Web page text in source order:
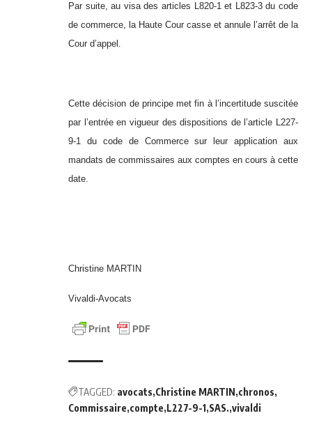
Par suite, au visa des articles L820-1 et L823-3 du code
de commerce, la Haute Cour casse et annule l’arrêt de la
Cour d’appel.
Cette décision de principe met fin à l’incertitude suscitée
par l’entrée en vigueur des dispositions de l’article L227-
9-1 du code de Commerce sur leur application aux
mandats de commissaires aux comptes en cours à cette
date.
Christine MARTIN
Vivaldi-Avocats
TAGGED: avocats Christine MARTIN chronos
Commissaire compte L227-9-1 SAS. vivaldi